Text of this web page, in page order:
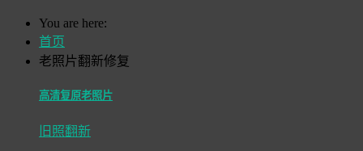
You are here:
首页
老照片翻新修复
高清复原老照片
旧照翻新